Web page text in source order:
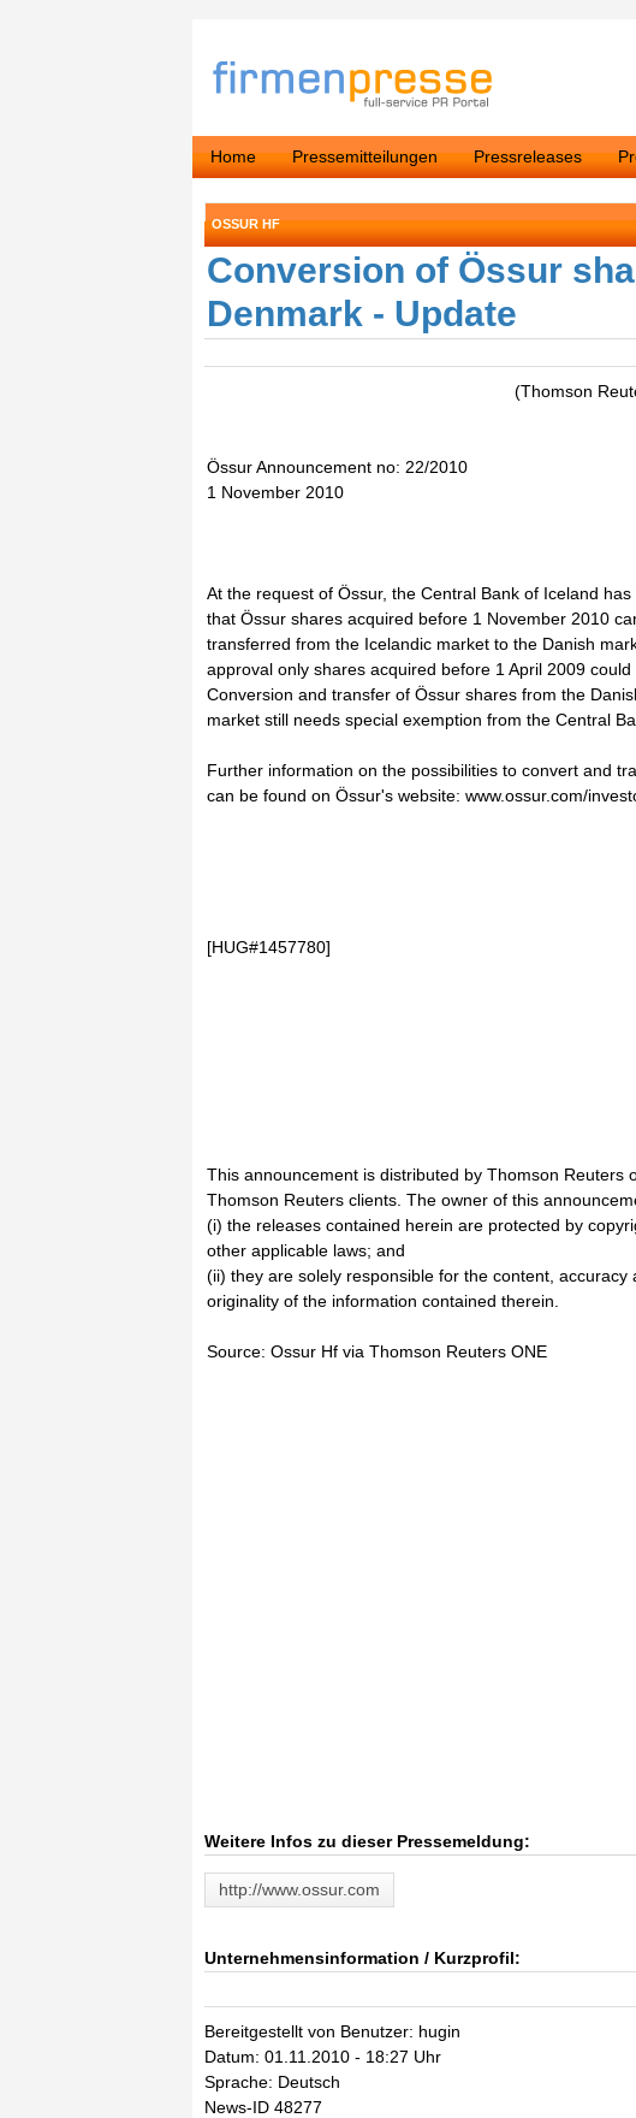
Home Pressemitteilungen Pressreleases
OSSUR HF
Conversion of Össur
Denmark - Update
(Thomson
Össur Announcement no: 22/2010
1 November 2010
At the request of Össur, the Central Bank of Iceland
that Össur shares acquired before 1 November 2010
transferred from the Icelandic market to the Danish
approval only shares acquired before 1 April 2009 could
Conversion and transfer of Össur shares from the
market still needs special exemption from the Central
Further information on the possibilities to convert and
can be found on Össur's website: www.ossur.com/
[HUG#1457780]
This announcement is distributed by Thomson Reuters
Thomson Reuters clients. The owner of this
(i) the releases contained herein are protected by
other applicable laws; and
(ii) they are solely responsible for the content, accuracy
originality of the information contained therein.
Source: Ossur Hf via Thomson Reuters ONE
Weitere Infos zu dieser Pressemeldung:
http://www.ossur.com
Unternehmensinformation / Kurzprofil:
Bereitgestellt von Benutzer: hugin
Datum: 01.11.2010 - 18:27 Uhr
Sprache: Deutsch
News-ID 48277